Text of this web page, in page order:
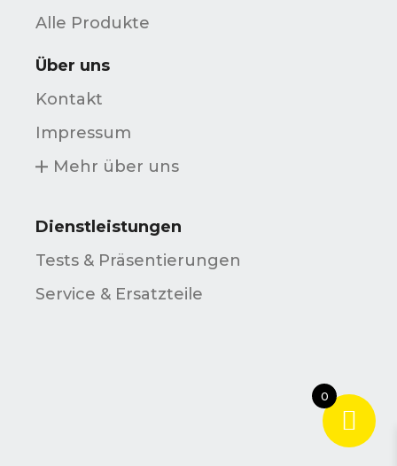
Alle Produkte
Über uns
Kontakt
Impressum
Mehr über uns
Dienstleistungen
Tests & Präsentierungen
Service & Ersatzteile
0